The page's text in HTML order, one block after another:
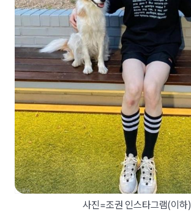
사진=조권 인스타그램(이하)